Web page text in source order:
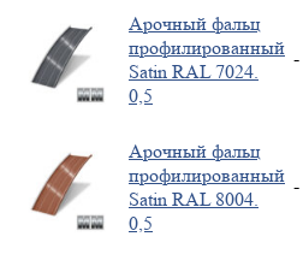
Арочный фальц
профилированный
Satin RAL 7024.
0,5
-
Арочный фальц
профилированный
Satin RAL 8004.
0,5
-